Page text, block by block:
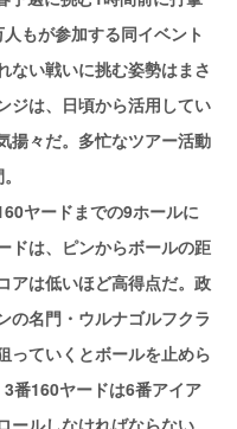
もが参加する同イベント
ない戦いに挑む姿勢はまさ
ジは、日頃から活用してい
揚々だ。多忙なツアー活動
ヤードまでの9ホールに
ドは、ピンからボールの距
アは低いほど高得点だ。政
の名門・ウルナゴルフクラ
っていくとボールを止めら
番160ヤードは6番アイア
ルしなければならない。